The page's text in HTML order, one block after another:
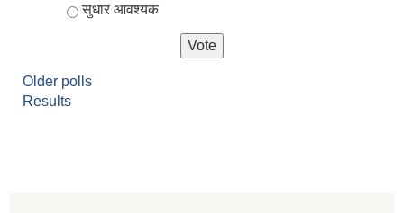
सुधार आवश्यक
Older polls
Results